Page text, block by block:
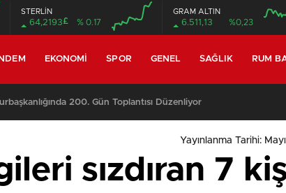
STERLİN
64,2193£ % 0.17
GRAM ALTIN
6.511,13 %0,23
EKONOMI SPOR GENEL SAĞLIK RUM
200. Gün Toplantısı Düzenliyor
Yayınlanma Tarihi:
sızdıran 7